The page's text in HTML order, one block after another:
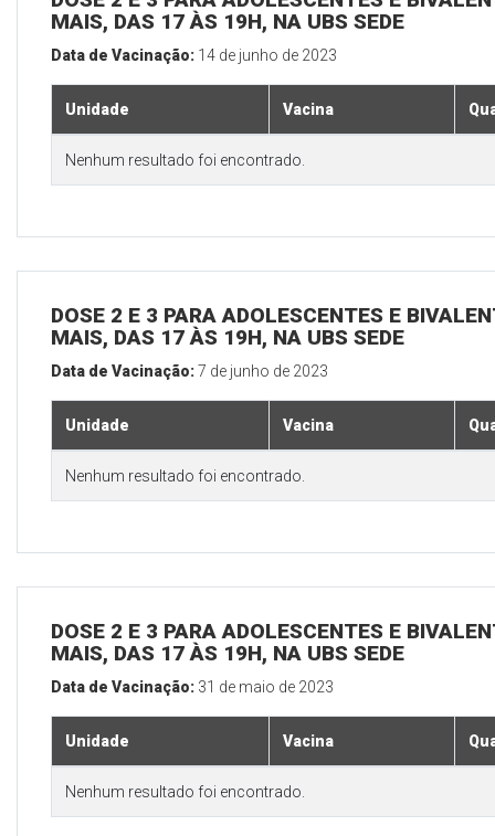
MAIS, DAS 17 ÀS 19H, NA UBS SEDE
Data de Vacinação: 14 de junho de 2023
Unidade Vacina
Nenhum resultado foi encontrado.
DOSE 2 E 3 PARA ADOLESCENTES E
MAIS, DAS 17 ÀS 19H, NA UBS SEDE
Data de Vacinação:7 de junho de 2023
Unidade Vacina
Nenhum resultado foi encontrado.
DOSE 2 E 3 PARA ADOLESCENTES E
MAIS, DAS 17 ÀS 19H, NA UBS SEDE
Data de Vacinação: 31 de maio de 2023
Unidade Vacina
Nenhum resultado foi encontrado.